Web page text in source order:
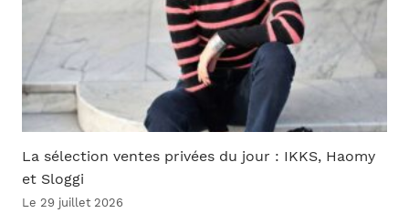
La sélection ventes privées du jour : IKKS, Haomy
et Sloggi
Le 29 juillet 2026